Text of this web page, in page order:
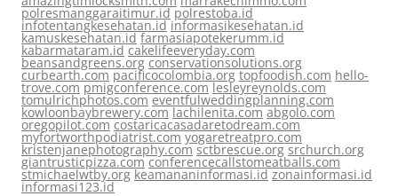
polresmanggaraitimur.id polrestoba.id
infotentangkesehatan.id informasikesehatan.id
kamuskesehatan.id farmasiapotekerumm.id
kabarmataram.id cakelifeeveryday.com
beansandgreens.org conservationsolutions.org
curbearth.com pacificocolombia.org topfoodish.com hello-
trove.com pmigconference.com lesleyreynolds.com
tomulrichphotos.com eventfulweddingplanning.com
kowloonbaybrewery.com lachilenita.com abgolo.com
oregopilot.com costaricacasadaretodream.com
myfortworthpodiatrist.com yogaretreatpro.com
kristenjanephotography.com sctbrescue.org srchurch.org
giantrusticpizza.com conferencecallstomeatballs.com
stmichaelwtby.org keamananinformasi.id zonainformasi.id
informasi123.id